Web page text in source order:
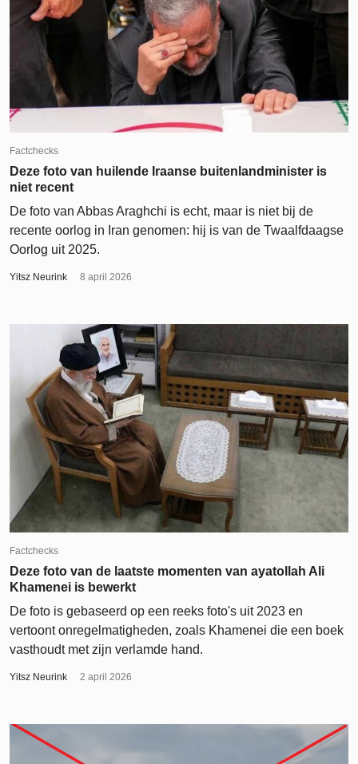
Factchecks
Deze foto van huilende Iraanse buitenlandminister is
niet recent
De foto van Abbas Araghchi is echt, maar is niet bij de
recente oorlog in Iran genomen: hij is van de Twaalfdaagse
Oorlog uit 2025.
Yitsz Neurink 8 april 2026
Factchecks
Deze foto van de laatste momenten van ayatollah Ali
Khamenei is bewerkt
De foto is gebaseerd op een reeks foto's uit 2023 en
vertoont onregelmatigheden, zoals Khamenei die een boek
vasthoudt met zijn verlamde hand.
Yitsz Neurink 2 april 2026